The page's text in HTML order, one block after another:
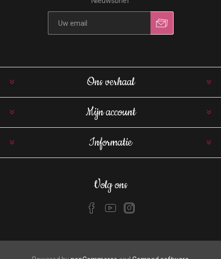
Ons verhaal
Mijn account
Informatie
Volg ons